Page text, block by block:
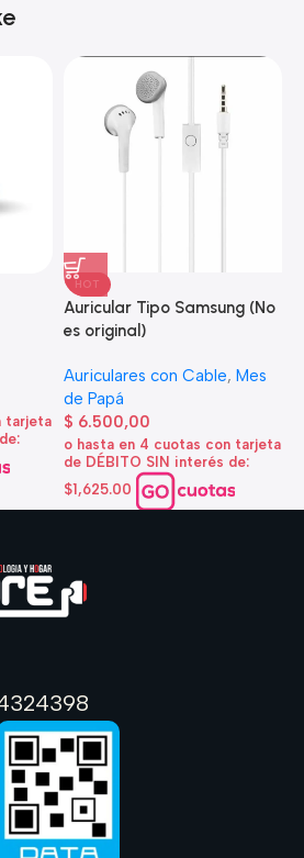
tarjeta
HOT
Auricular Tipo Samsung (No
es original)
Auriculares con Cable, Mes
de Papá
$ 6.500,00
o hasta en 4 cuotas con tarjeta
de DÉBITO SIN interés de:
$1,625.00